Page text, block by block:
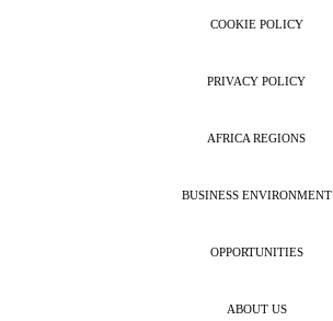
COOKIE POLICY
PRIVACY POLICY
AFRICA REGIONS
BUSINESS ENVIRONMENT
OPPORTUNITIES
ABOUT US